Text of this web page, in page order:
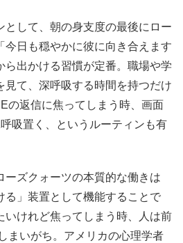
として、朝の身支度の最後にロー
今日も穏やかに彼に向き合えます
ら出かける習慣が定番。職場や学
見て、深呼吸する時間を持つだけ
の返信に焦ってしまう時、画面
吸置く、というルーティンも有
ーズクォーツの本質的な働きは
る」装置として機能することで
いけれど焦ってしまう時、人は前
まいがち。アメリカの心理学者